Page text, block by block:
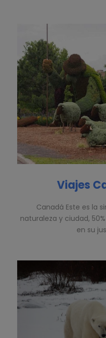
Viajes
Canadá Este es la
naturaleza y ciudad,
en su